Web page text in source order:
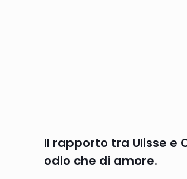
Il rapporto tra Ulisse e
odio che di amore.